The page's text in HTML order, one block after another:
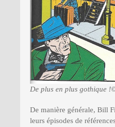
De plus en plus gothique !
De manière générale, Bill
leurs épisodes de